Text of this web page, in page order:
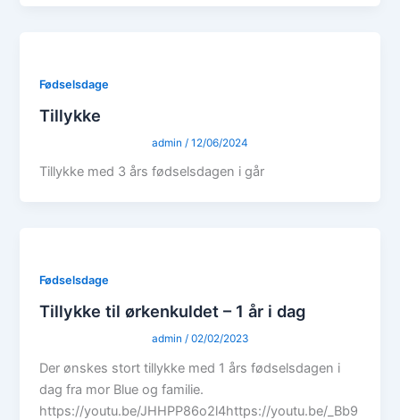
Fødselsdage
Tillykke
admin / 12/06/2024
Tillykke med 3 års fødselsdagen i går
Fødselsdage
Tillykke til ørkenkuldet – 1 år i dag
admin / 02/02/2023
Der ønskes stort tillykke med 1 års fødselsdagen i
dag fra mor Blue og familie.
https://youtu.be/JHHPP86o2l4https://youtu.be/_Bb9